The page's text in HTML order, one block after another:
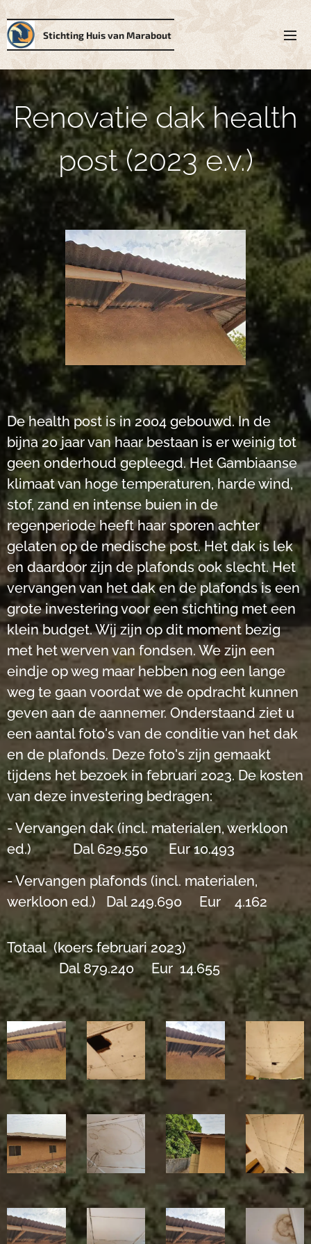
Stichting Huis van Marabout
Renovatie dak health
post (2023 e.v.)
De health post is in 2004 gebouwd. In de
bijna 20 jaar van haar bestaan is er weinig tot
geen onderhoud gepleegd. Het Gambiaanse
klimaat van hoge temperaturen, harde wind,
stof, zand en intense buien in de
regenperiode heeft haar sporen achter
gelaten op de medische post. Het dak is lek
en daardoor zijn de plafonds ook slecht. Het
vervangen van het dak en de plafonds is een
grote investering voor een stichting met een
klein budget. Wij zijn op dit moment bezig
met het werven van fondsen. We zijn een
eindje op weg maar hebben nog een lange
weg te gaan voordat we de opdracht kunnen
geven aan de aannemer. Onderstaand ziet u
een aantal foto's van de conditie van het dak
en de plafonds. Deze foto's zijn gemaakt
tijdens het bezoek in februari 2023. De kosten
van deze investering bedragen:
- Vervangen dak (incl. materialen, werkloon
ed.) Dal 629.550 Eur 10.493
- Vervangen plafonds (incl. materialen,
werkloon ed.) Dal 249.690 Eur 4.162
Totaal (koers februari 2023)
Dal 879.240 Eur 14.655